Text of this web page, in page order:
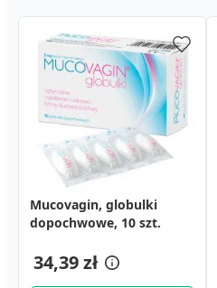
Mucovagin, globulki
dopochwowe, 10 szt.
34,39 zł
Apivaginal, globulki
dopochwowe z kwasem
propolisem, 5 szt.
19,29 zł
Remifemin, tabletki, 60
szt.